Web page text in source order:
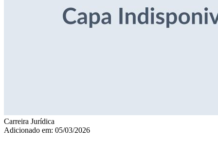
Carreira Jurídica
Adicionado em: 05/03/2026